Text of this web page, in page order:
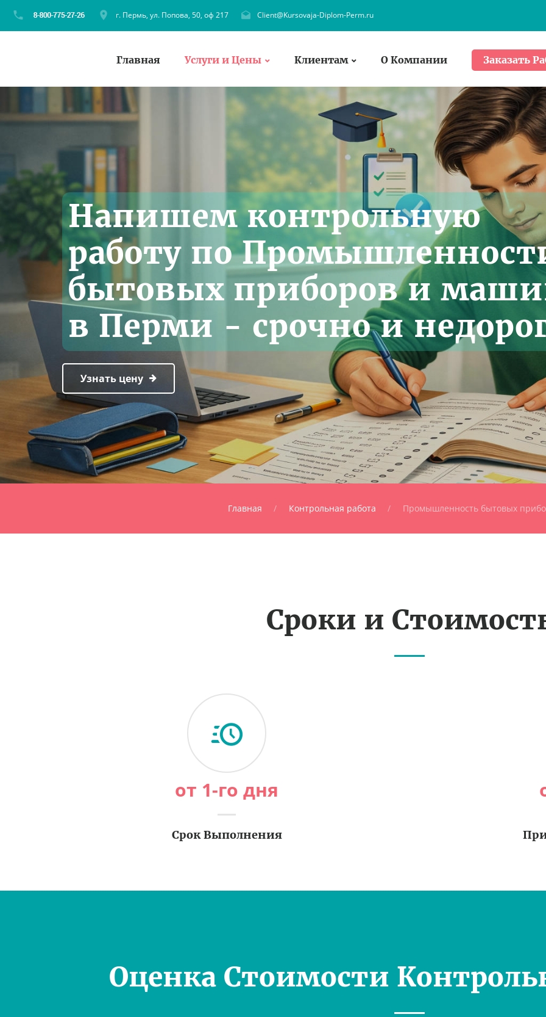
г. Пермь, ул. Попова, 50, оф 217 Client@Kursovaja-Diplom-Perm.ru
Главная Услуги и Цены Клиентам О Компании Заказать
Напишем контрольную
работу по
бытовых приборов и
в Перми - срочно и
Узнать цену
Главная Контрольная работа Промышленность бытовых
Сроки и
от 1-го дня
Срок Выполнения
Оценка Стоимости